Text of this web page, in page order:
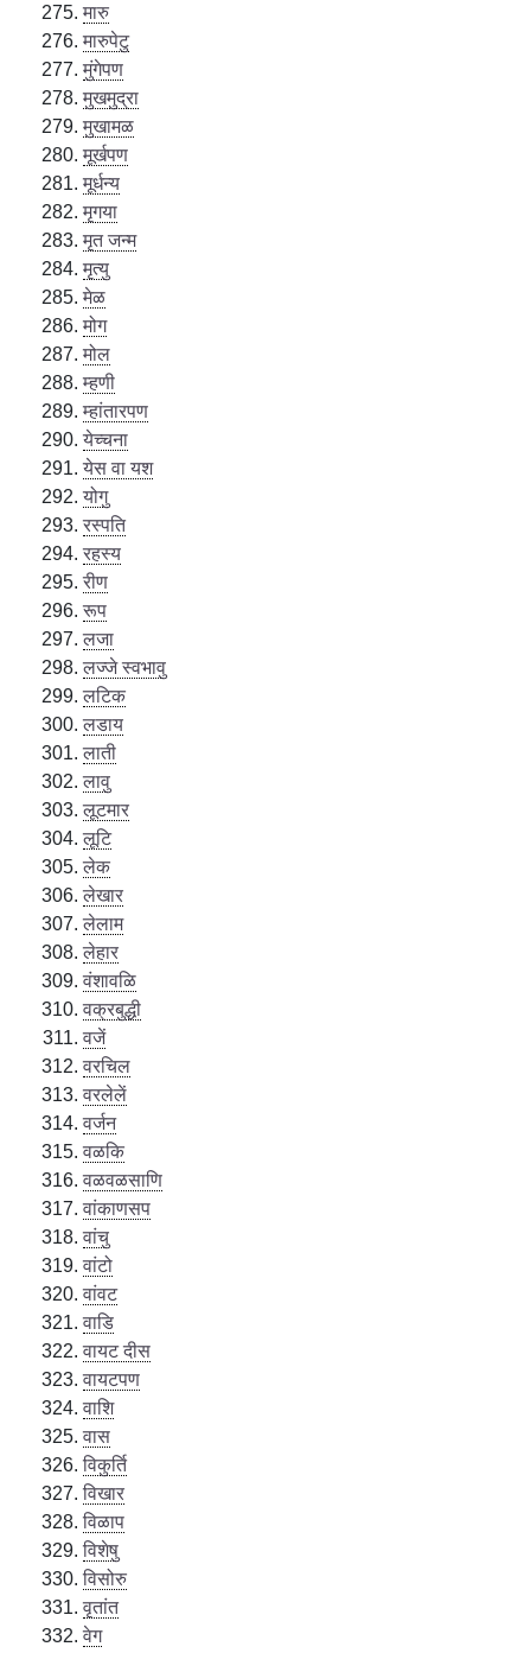
मारु
मारुपेटु
मुंगेपण
मुखमुद्रा
मुखामळ
मूर्खपण
मूर्धन्य
मृगया
मृत जन्म
मृत्यु
मेळ
मोग
मोल
म्हणी
म्हांतारपण
येच्चना
येस वा यश
योगु
रस्पति
रहस्य
रीण
रूप
लजा
लज्जे स्वभावु
लटिक
लडाय
लाती
लावु
लूटमार
लूटि
लेक
लेखार
लेलाम
लेहार
वंशावळि
वक्रबुद्धी
वजें
वरचिल
वरलेलें
वर्जन
वळकि
वळवळसाणि
वांकाणसप
वांचु
वांटो
वांवट
वाडि
वायट दीस
वायटपण
वाशि
वास
विकुर्ति
विखार
विळाप
विशेषु
विसोरु
वृतांत
वेग